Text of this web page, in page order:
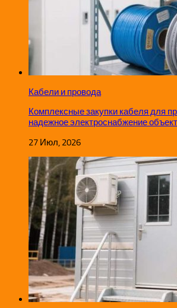
Кабели и провода
Комплексные закупки кабеля для
надежное электроснабжение
27 Июл, 2026